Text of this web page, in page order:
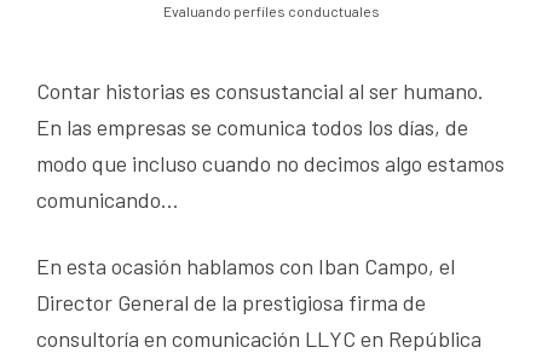
Evaluando perfiles conductuales
Contar historias es consustancial al ser humano.
En las empresas se comunica todos los días, de
modo que incluso cuando no decimos algo estamos
comunicando…
En esta ocasión hablamos con Iban Campo, el
Director General de la prestigiosa firma de
consultoría en comunicación LLYC en República